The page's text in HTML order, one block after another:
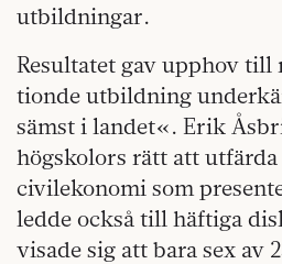
utbildningar.
Resultatet gav upphov
tionde utbildning
sämst i landet«. Erik
högskolors rätt att utfärda
civilekonomi som
ledde också till häftiga
visade sig att bara sex av